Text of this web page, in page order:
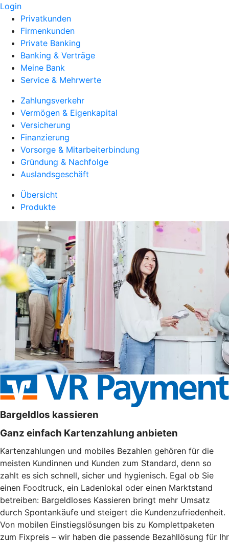
Login
Privatkunden
Firmenkunden
Private Banking
Banking & Verträge
Meine Bank
Service & Mehrwerte
Zahlungsverkehr
Vermögen & Eigenkapital
Versicherung
Finanzierung
Vorsorge & Mitarbeiterbindung
Gründung & Nachfolge
Auslandsgeschäft
Übersicht
Produkte
Bargeldlos kassieren
Ganz einfach Kartenzahlung anbieten
Kartenzahlungen und mobiles Bezahlen gehören für die
meisten Kundinnen und Kunden zum Standard, denn so
zahlt es sich schnell, sicher und hygienisch. Egal ob Sie
einen Foodtruck, ein Ladenlokal oder einen Marktstand
betreiben: Bargeldloses Kassieren bringt mehr Umsatz
durch Spontankäufe und steigert die Kundenzufriedenheit.
Von mobilen Einstiegslösungen bis zu Komplettpaketen
zum Fixpreis – wir haben die passende Bezahllösung für Ihr